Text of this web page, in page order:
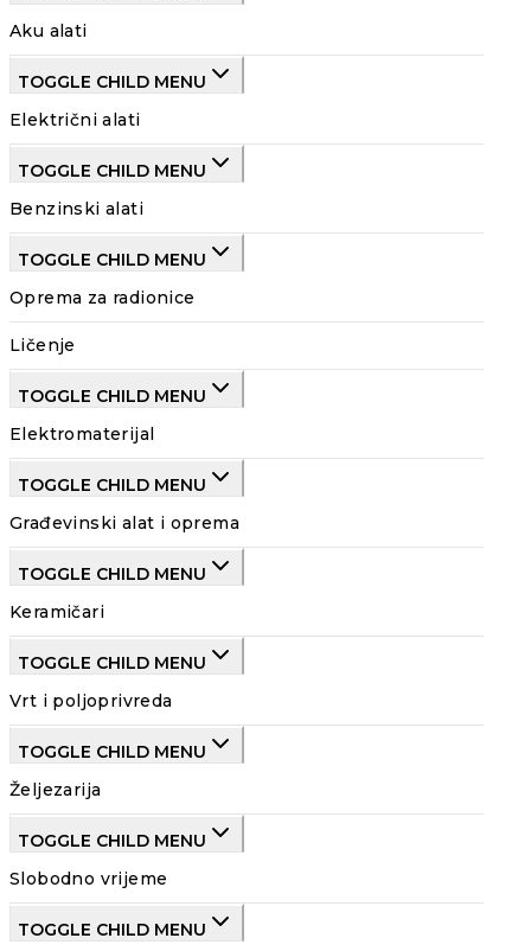
Aku alati
TOGGLE CHILD MENU
Električni alati
TOGGLE CHILD MENU
Benzinski alati
TOGGLE CHILD MENU
Oprema za radionice
Ličenje
TOGGLE CHILD MENU
Elektromaterijal
TOGGLE CHILD MENU
Građevinski alat i oprema
TOGGLE CHILD MENU
Keramičari
TOGGLE CHILD MENU
Vrt i poljoprivreda
TOGGLE CHILD MENU
Željezarija
TOGGLE CHILD MENU
Slobodno vrijeme
TOGGLE CHILD MENU